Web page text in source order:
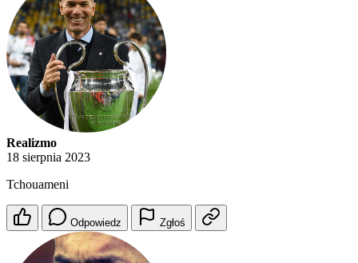
Realizmo
18 sierpnia 2023
Tchouameni
Odpowiedz Zgłoś